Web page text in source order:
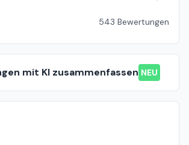
543 Bewertungen
mit KI zusammenfassen NEU